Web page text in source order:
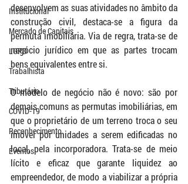
Institucional
Mercado de Capitais
LGPD
Trabalhista
Tributário
COVID-19
Reconhecimento
Eventos
desenvolvem as suas atividades no âmbito da
construção civil, destaca-se a figura da
permuta imobiliária. Via de regra, trata-se de
negócio jurídico em que as partes trocam
bens equivalentes entre si.
O modelo de negócio não é novo: são por
demais comuns as permutas imobiliárias, em
que o proprietário de um terreno troca o seu
imóvel por unidades a serem edificadas no
local, pela incorporadora. Trata-se de meio
lícito e eficaz que garante liquidez ao
empreendedor, de modo a viabilizar a própria